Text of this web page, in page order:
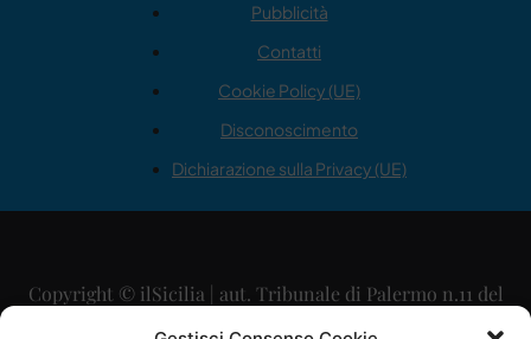
Pubblicità
Contatti
Cookie Policy (UE)
Disconoscimento
Dichiarazione sulla Privacy (UE)
Copyright © ilSicilia | aut. Tribunale di Palermo n.11 del
29/09/2015